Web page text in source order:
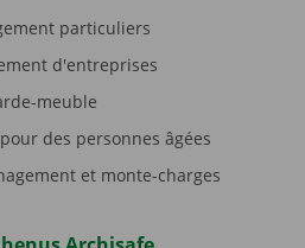
particuliers
d'entreprises
meuble
des personnes âgées
et monte-charges